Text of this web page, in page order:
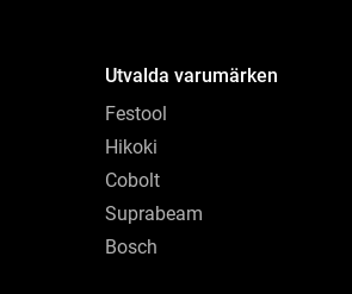
Utvalda varumärken
Festool
Hikoki
Cobolt
Suprabeam
Bosch